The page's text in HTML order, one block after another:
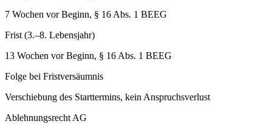
7 Wochen vor Beginn, § 16 Abs. 1 BEEG
Frist (3.–8. Lebensjahr)
13 Wochen vor Beginn, § 16 Abs. 1 BEEG
Folge bei Fristversäumnis
Verschiebung des Starttermins, kein Anspruchsverlust
Ablehnungsrecht AG